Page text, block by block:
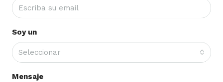
Soy un
Seleccionar
Mensaje